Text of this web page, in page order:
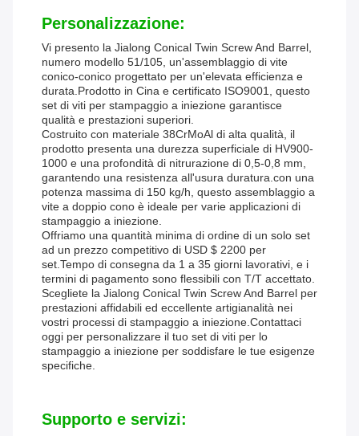
Personalizzazione:
Vi presento la Jialong Conical Twin Screw And Barrel,
numero modello 51/105, un'assemblaggio di vite
conico-conico progettato per un'elevata efficienza e
durata.Prodotto in Cina e certificato ISO9001, questo
set di viti per stampaggio a iniezione garantisce
qualità e prestazioni superiori.
Costruito con materiale 38CrMoAl di alta qualità, il
prodotto presenta una durezza superficiale di HV900-
1000 e una profondità di nitrurazione di 0,5-0,8 mm,
garantendo una resistenza all'usura duratura.con una
potenza massima di 150 kg/h, questo assemblaggio a
vite a doppio cono è ideale per varie applicazioni di
stampaggio a iniezione.
Offriamo una quantità minima di ordine di un solo set
ad un prezzo competitivo di USD $ 2200 per
set.Tempo di consegna da 1 a 35 giorni lavorativi, e i
termini di pagamento sono flessibili con T/T accettato.
Scegliete la Jialong Conical Twin Screw And Barrel per
prestazioni affidabili ed eccellente artigianalità nei
vostri processi di stampaggio a iniezione.Contattaci
oggi per personalizzare il tuo set di viti per lo
stampaggio a iniezione per soddisfare le tue esigenze
specifiche.
Supporto e servizi: